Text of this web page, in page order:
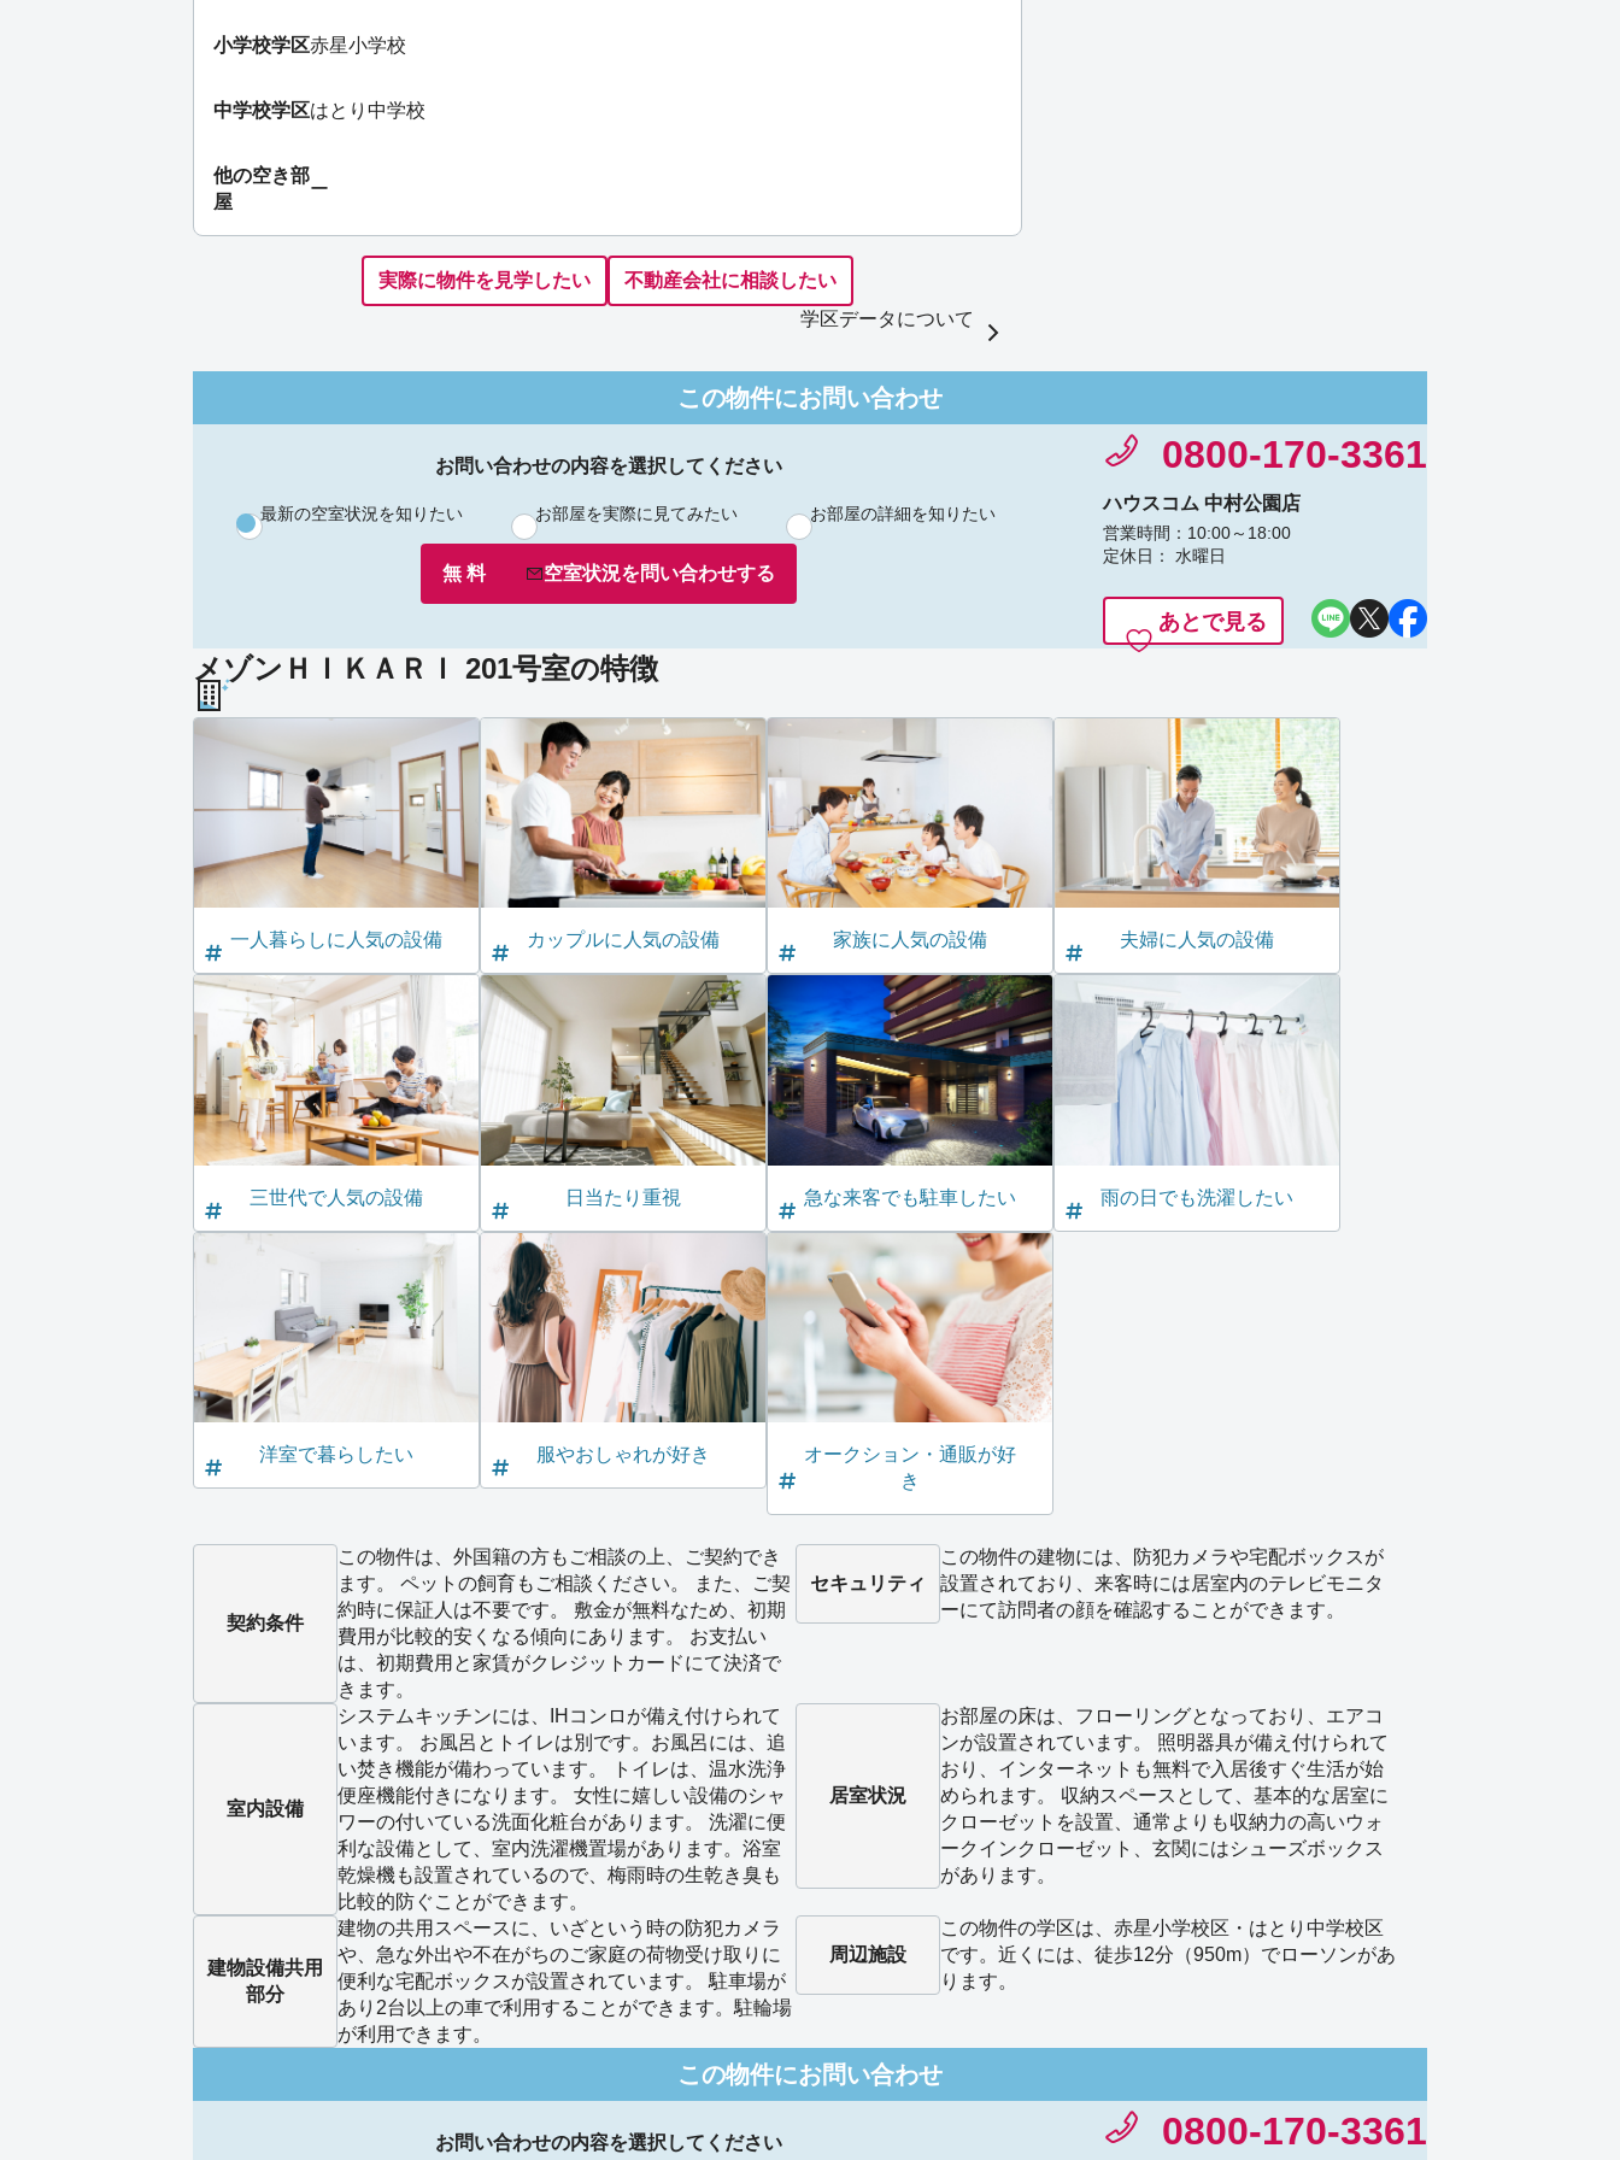
小学校学区赤星小学校
中学校学区はとり中学校
他の空き部
屋
ー
実際に物件を見学したい
不動産会社に相談したい
学区データについて
この物件にお問い合わせ
お問い合わせの内容を選択してください
最新の空室状況を知りたい お部屋を実際に見てみたい お部屋の詳細を知りたい
無 料 空室状況を問い合わせする
0800-170-3361
ハウスコム 中村公園店
営業時間：10:00～18:00
定休日： 水曜日
あとで見る
メゾンＨＩＫＡＲＩ 201号室の特徴
一人暮らしに人気の設備 カップルに人気の設備 家族に人気の設備 夫婦に人気の設備
三世代で人気の設備 日当たり重視 急な来客でも駐車したい 雨の日でも洗濯したい
洋室で暮らしたい 服やおしゃれが好き
オークション・通販が好
き
契約条件
この物件は、外国籍の方もご相談の上、ご契約でき
ます。 ペットの飼育もご相談ください。 また、ご契
約時に保証人は不要です。 敷金が無料なため、初期
費用が比較的安くなる傾向にあります。 お支払い
は、初期費用と家賃がクレジットカードにて決済で
きます。
セキュリティ
この物件の建物には、防犯カメラや宅配ボックスが
設置されており、来客時には居室内のテレビモニタ
ーにて訪問者の顔を確認することができます。
室内設備
システムキッチンには、IHコンロが備え付けられて
います。 お風呂とトイレは別です。お風呂には、追
い焚き機能が備わっています。 トイレは、温水洗浄
便座機能付きになります。 女性に嬉しい設備のシャ
ワーの付いている洗面化粧台があります。 洗濯に便
利な設備として、室内洗濯機置場があります。浴室
乾燥機も設置されているので、梅雨時の生乾き臭も
比較的防ぐことができます。
居室状況
お部屋の床は、フローリングとなっており、エアコ
ンが設置されています。 照明器具が備え付けられて
おり、インターネットも無料で入居後すぐ生活が始
められます。 収納スペースとして、基本的な居室に
クローゼットを設置、通常よりも収納力の高いウォ
ークインクローゼット、玄関にはシューズボックス
があります。
建物設備共用
部分
建物の共用スペースに、いざという時の防犯カメラ
や、急な外出や不在がちのご家庭の荷物受け取りに
便利な宅配ボックスが設置されています。 駐車場が
あり2台以上の車で利用することができます。駐輪場
が利用できます。
周辺施設
この物件の学区は、赤星小学校区・はとり中学校区
です。近くには、徒歩12分（950m）でローソンがあ
ります。
この物件にお問い合わせ
お問い合わせの内容を選択してください 0800-170-3361